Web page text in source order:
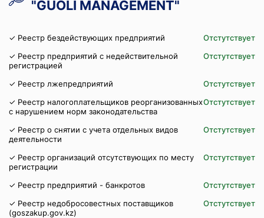
"GUOLI MANAGEMENT"
✓ Реестр бездействующих предприятий
Отстутствует
✓ Реестр предприятий с недействительной
регистрацией
Отстутствует
✓ Реестр лжепредприятий
Отстутствует
✓ Реестр налогоплательщиков реорганизованных
с нарушением норм законодательства
Отстутствует
✓ Реестр о снятии с учета отдельных видов
деятельности
Отстутствует
✓ Реестр организаций отсутствующих по месту
регистрации
Отстутствует
✓ Реестр предприятий - банкротов
Отстутствует
✓ Реестр недобросовестных поставщиков
(goszakup.gov.kz)
Отстутствует